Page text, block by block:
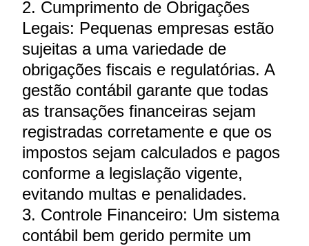
2. Cumprimento de Obrigações
Legais: Pequenas empresas estão
sujeitas a uma variedade de
obrigações fiscais e regulatórias. A
gestão contábil garante que todas
as transações financeiras sejam
registradas corretamente e que os
impostos sejam calculados e pagos
conforme a legislação vigente,
evitando multas e penalidades.
3. Controle Financeiro: Um sistema
contábil bem gerido permite um